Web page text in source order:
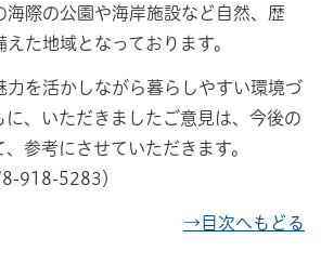
海際の公園や海岸施設など自然、歴
た地域となっております。
力を活かしながら暮らしやすい環境づ
に、いただきましたご意見は、今後の
参考にさせていただきます。
918-5283）
→目次へもどる